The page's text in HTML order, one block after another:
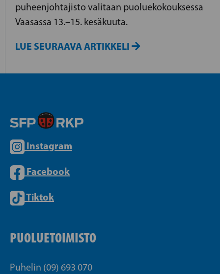
puheenjohtajisto valitaan puoluekokouksessa
Vaasassa 13.–15. kesäkuuta.
LUE SEURAAVA ARTIKKELI
Instagram
Facebook
Tiktok
PUOLUETOIMISTO
Puhelin (09) 693 070